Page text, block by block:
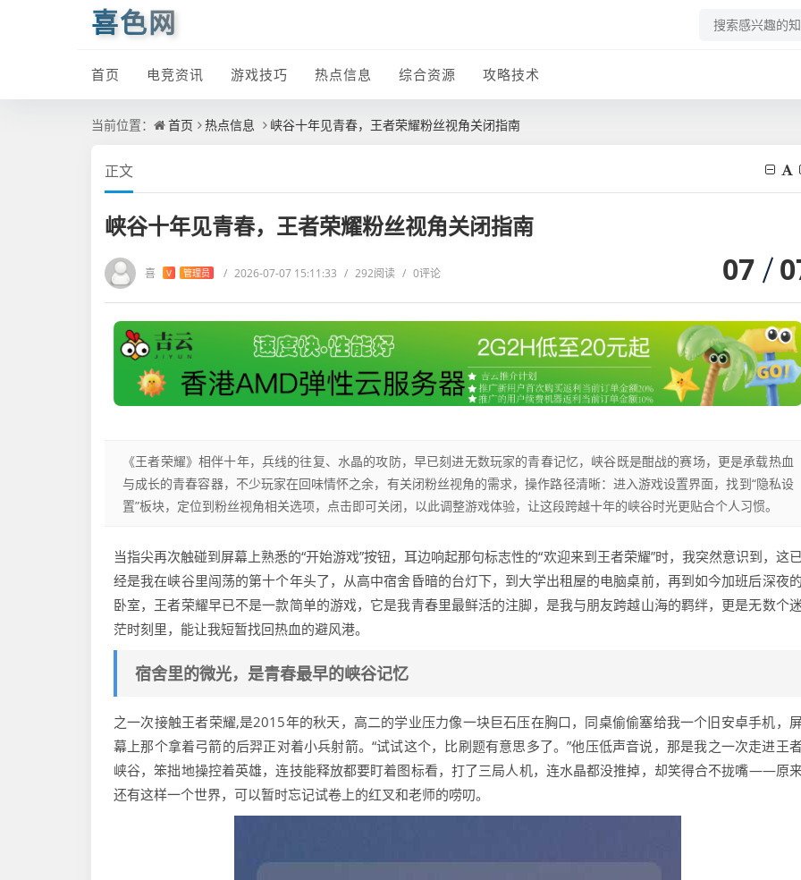
喜色网
首页 电竞资讯 游戏技巧 热点信息 综合资源 攻略技术
当前位置： 首页 热点信息 峡谷十年见青春，王者荣耀粉丝视角关闭指南
正文
峡谷十年见青春，王者荣耀粉丝视角关闭指南
喜 V 管理员 / 2026-07-07 15:11:33 / 292阅读 / 0评论 07
《王者荣耀》相伴十年，兵线的往复、水晶的攻防，早已刻进无数玩家的青春记忆，峡谷既是酣战的赛场，更是承载热血
与成长的青春容器，不少玩家在回味情怀之余，有关闭粉丝视角的需求，操作路径清晰：进入游戏设置界面，找到“隐私设
置”板块，定位到粉丝视角相关选项，点击即可关闭，以此调整游戏体验，让这段跨越十年的峡谷时光更贴合个人习惯。
当指尖再次触碰到屏幕上熟悉的“开始游戏”按钮，耳边响起那句标志性的“欢迎来到王者荣耀”时，我突然意识到，这已
经是我在峡谷里闯荡的第十个年头了，从高中宿舍昏暗的台灯下，到大学出租屋的电脑桌前，再到如今加班后深夜的
卧室，王者荣耀早已不是一款简单的游戏，它是我青春里最鲜活的注脚，是我与朋友跨越山海的羁绊，更是无数个迷
茫时刻里，能让我短暂找回热血的避风港。
宿舍里的微光，是青春最早的峡谷记忆
之一次接触王者荣耀,是2015年的秋天，高二的学业压力像一块巨石压在胸口，同桌偷偷塞给我一个旧安卓手机，
幕上那个拿着弓箭的后羿正对着小兵射箭。“试试这个，比刷题有意思多了。”他压低声音说，那是我之一次走进王
峡谷，笨拙地操控着英雄，连技能释放都要盯着图标看，打了三局人机，连水晶都没推掉，却笑得合不拢嘴——原
还有这样一个世界，可以暂时忘记试卷上的红叉和老师的唠叨。